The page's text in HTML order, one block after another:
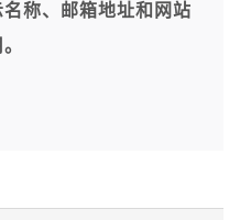
称、邮箱地址和网站